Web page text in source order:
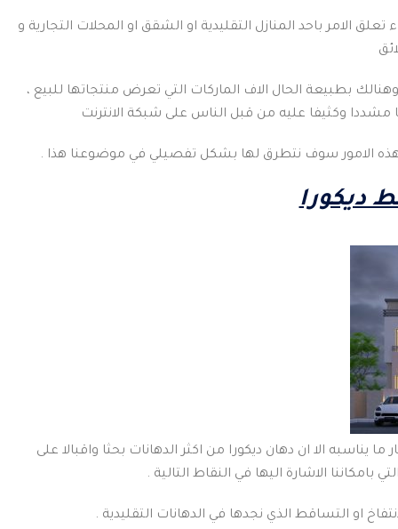
الامر باحد المنازل التقليدية او الشقق او المحلات التجارية و
بطبيعة الحال الاف الماركات التي تعرض منتجاتها للبيع ،
مشددا وكثيفا عليه من قبل الناس على شبكة الانترنت
هذه الامور سوف نتطرق لها بشكل تفصيلي في موضوعنا هذا .
ديكورا
الا ان دهان ديكورا من اكثر الدهانات بحثا واقبالا على
الاشارة اليها في النقاط التالية .
او التساقط الذي نجدها في الدهانات التقليدية .